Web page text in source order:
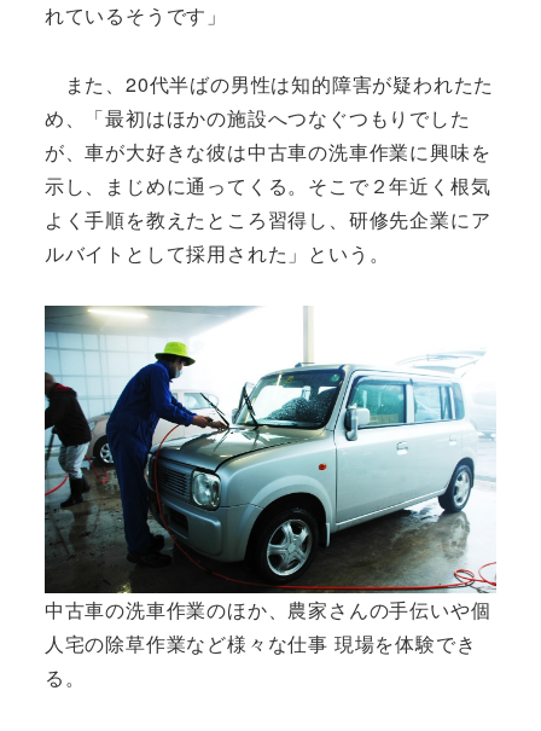
れているそうです」
また、20代半ばの男性は知的障害が疑われたた
め、「最初はほかの施設へつなぐつもりでした
が、車が大好きな彼は中古車の洗車作業に興味を
示し、まじめに通ってくる。そこで２年近く根気
よく手順を教えたところ習得し、研修先企業にア
ルバイトとして採用された」という。
中古車の洗車作業のほか、農家さんの手伝いや個
人宅の除草作業など様々な仕事 現場を体験でき
る。